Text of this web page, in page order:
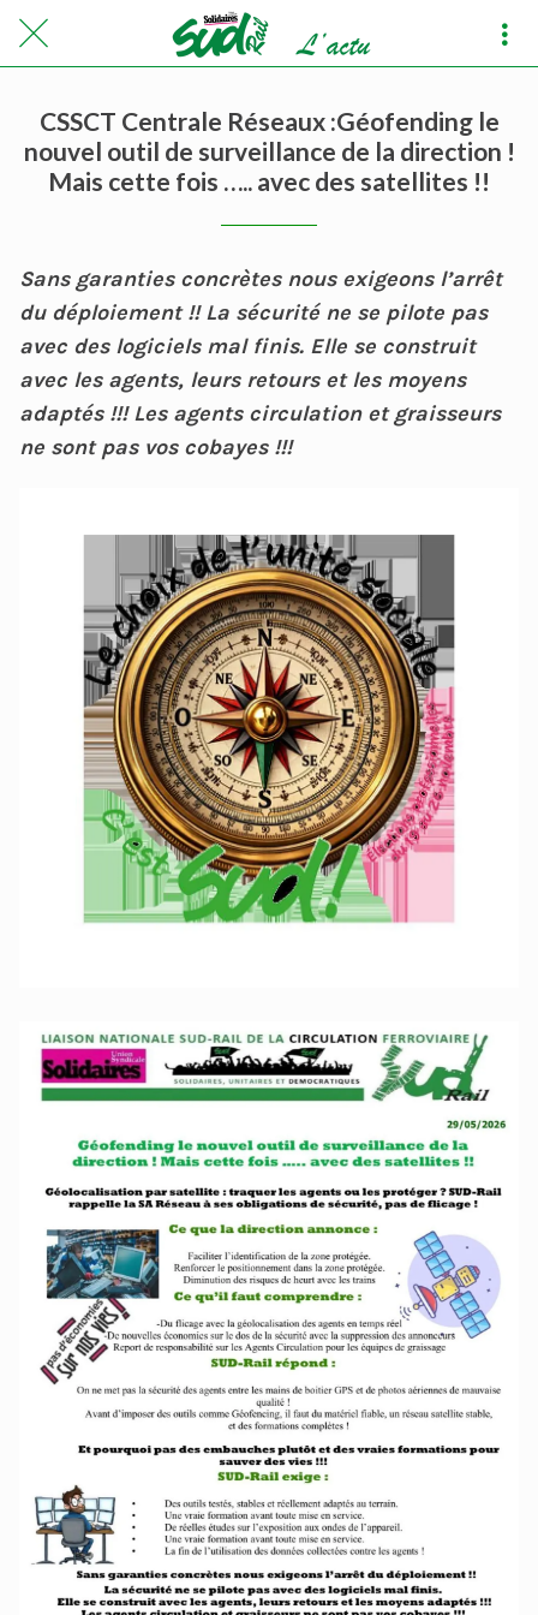
CSSCT Centrale Réseaux :Géofending le
nouvel outil de surveillance de la direction !
Mais cette fois ….. avec des satellites !!
Sans garanties concrètes nous exigeons l’arrêt
du déploiement !! La sécurité ne se pilote pas
avec des logiciels mal finis. Elle se construit
avec les agents, leurs retours et les moyens
adaptés !!! Les agents circulation et graisseurs
ne sont pas vos cobayes !!!